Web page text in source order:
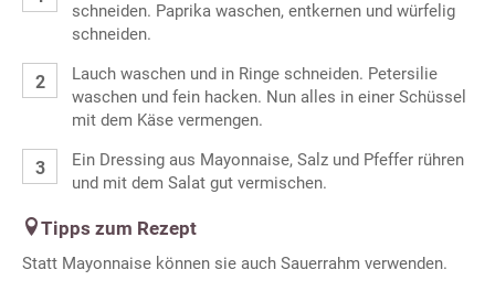
schneiden. Paprika waschen, entkernen und würfelig
schneiden.
Lauch waschen und in Ringe schneiden. Petersilie
waschen und fein hacken. Nun alles in einer Schüssel
mit dem Käse vermengen.
Ein Dressing aus Mayonnaise, Salz und Pfeffer rühren
und mit dem Salat gut vermischen.
Tipps zum Rezept
Statt Mayonnaise können sie auch Sauerrahm verwenden.